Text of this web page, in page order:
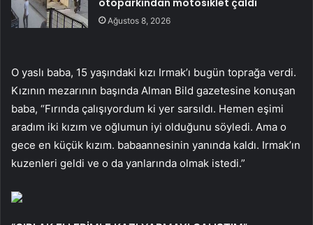
Ağustos 8, 2026
O yaslı baba, 15 yaşındaki kızı Irmak’ı bugün toprağa verdi.
Kızının mezarının başında Alman Bild gazetesine konuşan
baba, “Fırında çalışıyordum ki yer sarsıldı. Hemen eşimi
aradım iki kızım ve oğlumun iyi olduğunu söyledi. Ama o
gece en küçük kızım. babaannesinin yanında kaldı. Irmak’ın
kuzenleri geldi ve o da yanlarında olmak istedi.”